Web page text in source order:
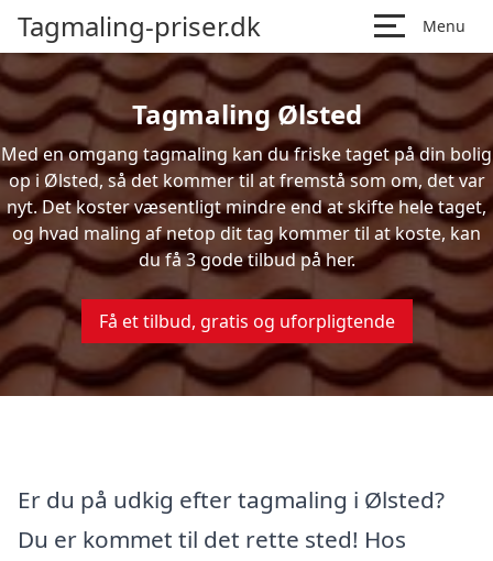
Tagmaling-priser.dk Menu
Tagmaling Ølsted
Med en omgang tagmaling kan du friske taget på din bolig
op i Ølsted, så det kommer til at fremstå som om, det var
nyt. Det koster væsentligt mindre end at skifte hele taget,
og hvad maling af netop dit tag kommer til at koste, kan
du få 3 gode tilbud på her.
Få et tilbud, gratis og uforpligtende
Er du på udkig efter tagmaling i Ølsted?
Du er kommet til det rette sted! Hos